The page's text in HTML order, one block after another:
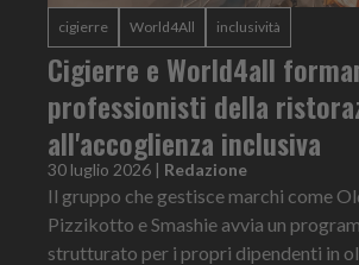
cigierre World4All inclusività
Cigierre e World4all
professionisti della
all'accoglienza inclusiva
30 luglio 2026 | Redazione
Il gruppo che gestisce marchi come
Pizzikotto e Smashie avvia un
strutturato per i propri dipendenti in